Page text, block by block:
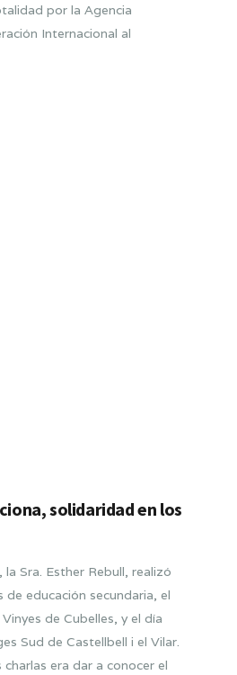
por la Agencia
Internacional al
solidaridad en los
Sra. Esther Rebull, realizó
educación secundaria, el
de Cubelles, y el día
Sud de Castellbell i el Vilar.
era dar a conocer el